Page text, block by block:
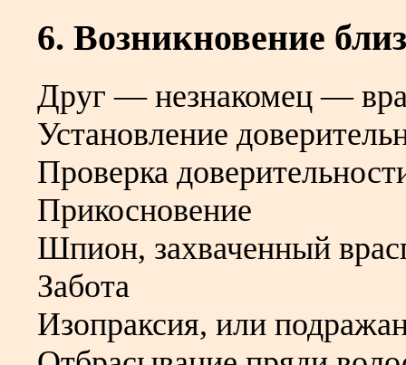
6. Возникновение
Друг — незнакомец —
Установление
Проверка
Прикосновение
Шпион, захваченный
Забота
Изопраксия, или